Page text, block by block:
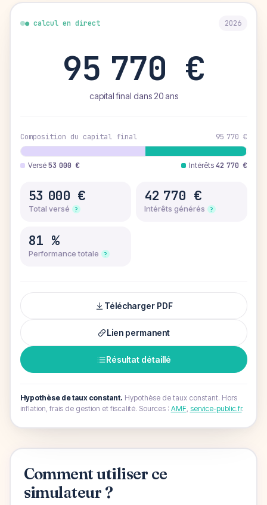
● calcul en direct 2026
95 770 €
capital final dans 20ans
Composition du capital final 95 770 €
Versé 53 000 € Intérêts 42 770 €
53 000 €
Total versé ?
42 770 €
Intérêts générés ?
81 %
Performance totale ?
Télécharger PDF
Lien permanent
Résultat détaillé
Hypothèse de taux constant. Hypothèse de taux constant. Hors
inflation, frais de gestion et fiscalité. Sources : AMF, service-public.fr.
Comment utiliser ce
simulateur ?